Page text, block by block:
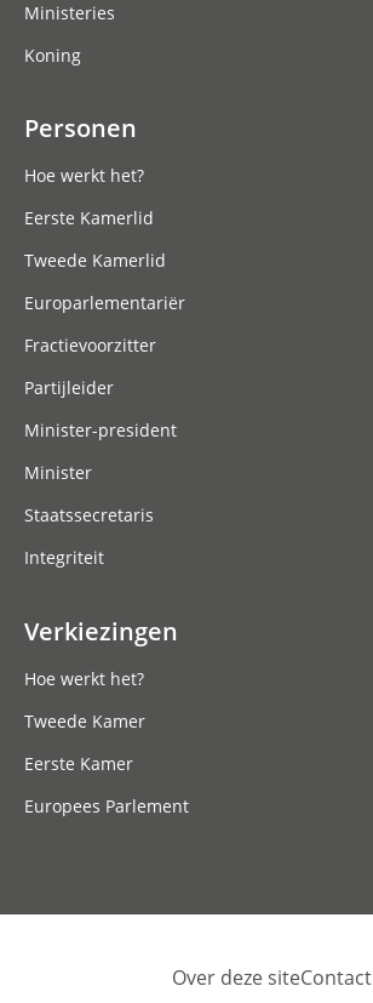
Ministeries
Koning
Personen
Hoe werkt het?
Eerste Kamerlid
Tweede Kamerlid
Europarlementariër
Fractievoorzitter
Partijleider
Minister-president
Minister
Staatssecretaris
Integriteit
Verkiezingen
Hoe werkt het?
Tweede Kamer
Eerste Kamer
Europees Parlement
Over deze siteContact